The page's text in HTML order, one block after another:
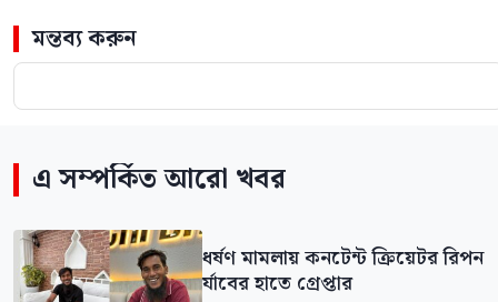
মন্তব্য করুন
এ সম্পর্কিত আরো খবর
ধর্ষণ মামলায় কনটেন্ট ক্রিয়েটর রিপন
র্যাবের হাতে গ্রেপ্তার